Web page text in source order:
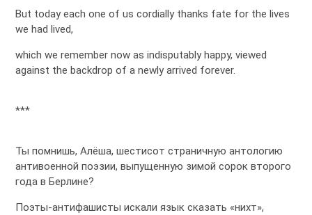
But today each one of us cordially thanks fate for the lives
we had lived,
which we remember now as indisputably happy, viewed
against the backdrop of a newly arrived forever.
***
Ты помнишь, Алёша, шестисот страничную антологию
антивоенной поэзии, выпущенную зимой сорок второго
года в Берлине?
Поэты-антифашисты искали язык сказать «нихт»,